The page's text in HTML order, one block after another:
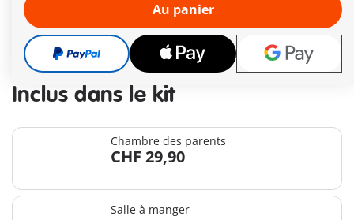
CHF 313,50 CHF 266,47
TVA incluseplus frais d´expédition
Au panier
Inclus dans le kit
Chambre des parents
CHF 29,90
Salle à manger